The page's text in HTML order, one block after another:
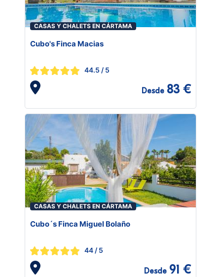
CASAS Y CHALETS EN CÁRTAMA
Cubo's Finca Macias
44.5 / 5
Desde 83 €
CASAS Y CHALETS EN CÁRTAMA
Cubo´s Finca Miguel Bolaño
44 / 5
Desde 91 €